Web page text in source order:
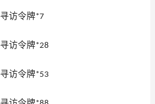
寻访令牌*7
寻访令牌*28
寻访令牌*53